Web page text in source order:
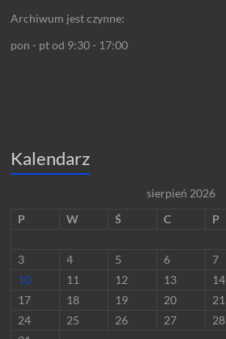
Archiwum jest czynne:
pon - pt od 9:30 - 17:00
Kalendarz
sierpień 2026
P
W Ś C P
3
4 5 6 7
10
11 12 13 14
17
18 19 20 21
24
25 26 27 28